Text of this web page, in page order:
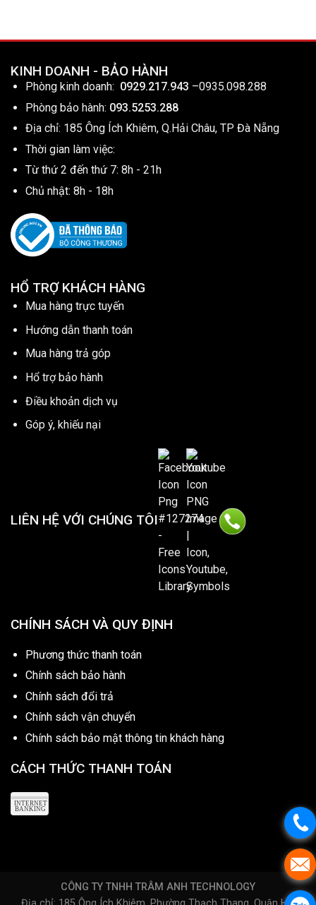
KINH DOANH - BẢO HÀNH
Phòng kinh doanh: 0929.217.943 –0935.098.288
Phòng bảo hành: 093.5253.288
Địa chỉ: 185 Ông Ích Khiêm, Q.Hải Châu, TP Đà Nẵng
Thời gian làm việc:
Từ thứ 2 đến thứ 7: 8h - 21h
Chủ nhật: 8h - 18h
HỔ TRỢ KHÁCH HÀNG
Mua hàng trực tuyến
Hướng dẫn thanh toán
Mua hàng trả góp
Hổ trợ bảo hành
Điều khoản dịch vụ
Góp ý, khiếu nại
LIÊN HỆ VỚI CHÚNG TÔI
CHÍNH SÁCH VÀ QUY ĐỊNH
Phương thức thanh toán
Chính sách bảo hành
Chính sách đổi trả
Chính sách vận chuyển
Chính sách bảo mật thông tin khách hàng
CÁCH THỨC THANH TOÁN
CÔNG TY TNHH TRÂM ANH TECHNOLOGY